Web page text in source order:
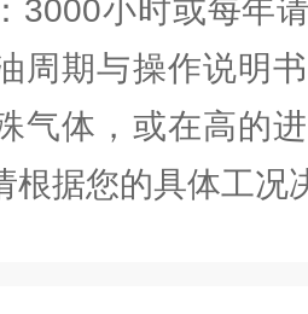
3000小时或每年
周期与操作说明
气体，或在高的
根据您的具体工况